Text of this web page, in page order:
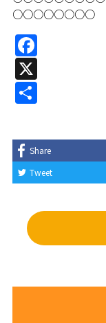
○○○○○○○○
F
a
c
e
b
o
o
X
共
Share
Tweet